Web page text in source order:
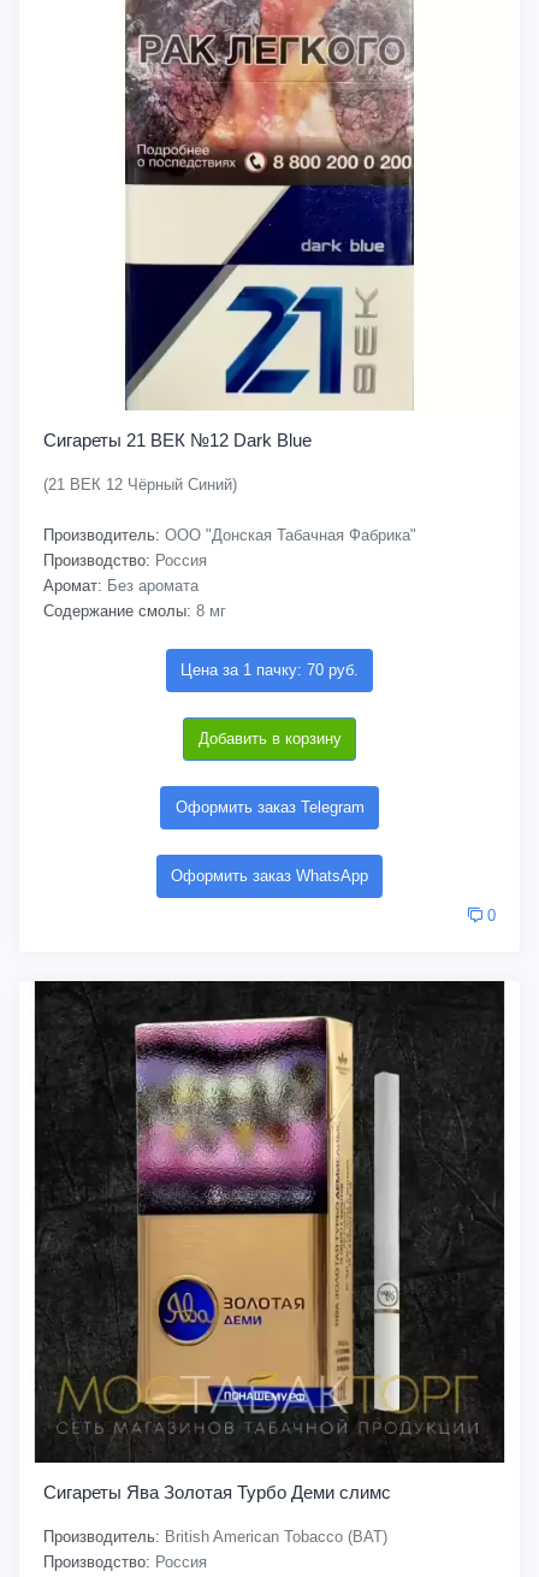
Сигареты 21 ВЕК №12 Dark Blue
(21 ВЕК 12 Чёрный Синий)
Производитель: ООО "Донская Табачная Фабрика"
Производство: Россия
Аромат: Без аромата
Содержание смолы: 8 мг
Цена за 1 пачку: 70 руб.
Добавить в корзину
Оформить заказ Telegram
Оформить заказ WhatsApp
0
Сигареты Ява Золотая Турбо Деми слимс
Производитель: British American Tobacco (BAT)
Производство: Россия